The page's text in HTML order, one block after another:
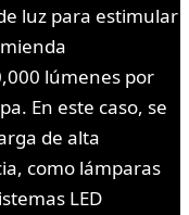
luz para estimular
lúmenes por
En este caso, se
de alta
como lámparas
LED